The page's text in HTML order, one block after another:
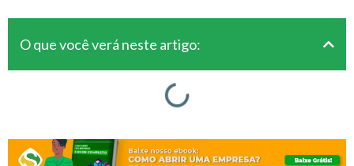
O que você verá neste artigo: